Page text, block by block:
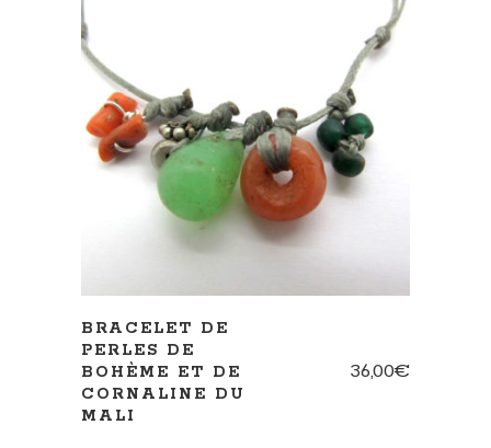
AJOUTER AU PANIER
BRACELET DE
PERLES DE
BOHÈME ET DE
CORNALINE DU
MALI
36,00€